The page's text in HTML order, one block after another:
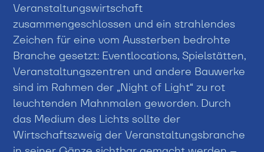
Veranstaltungswirtschaft
zusammengeschlossen und ein strahlendes
Zeichen für eine vom Aussterben bedrohte
Branche gesetzt: Eventlocations, Spielstätten,
Veranstaltungszentren und andere Bauwerke
sind im Rahmen der „Night of Light“ zu rot
leuchtenden Mahnmalen geworden. Durch
das Medium des Lichts sollte der
Wirtschaftszweig der Veranstaltungsbranche